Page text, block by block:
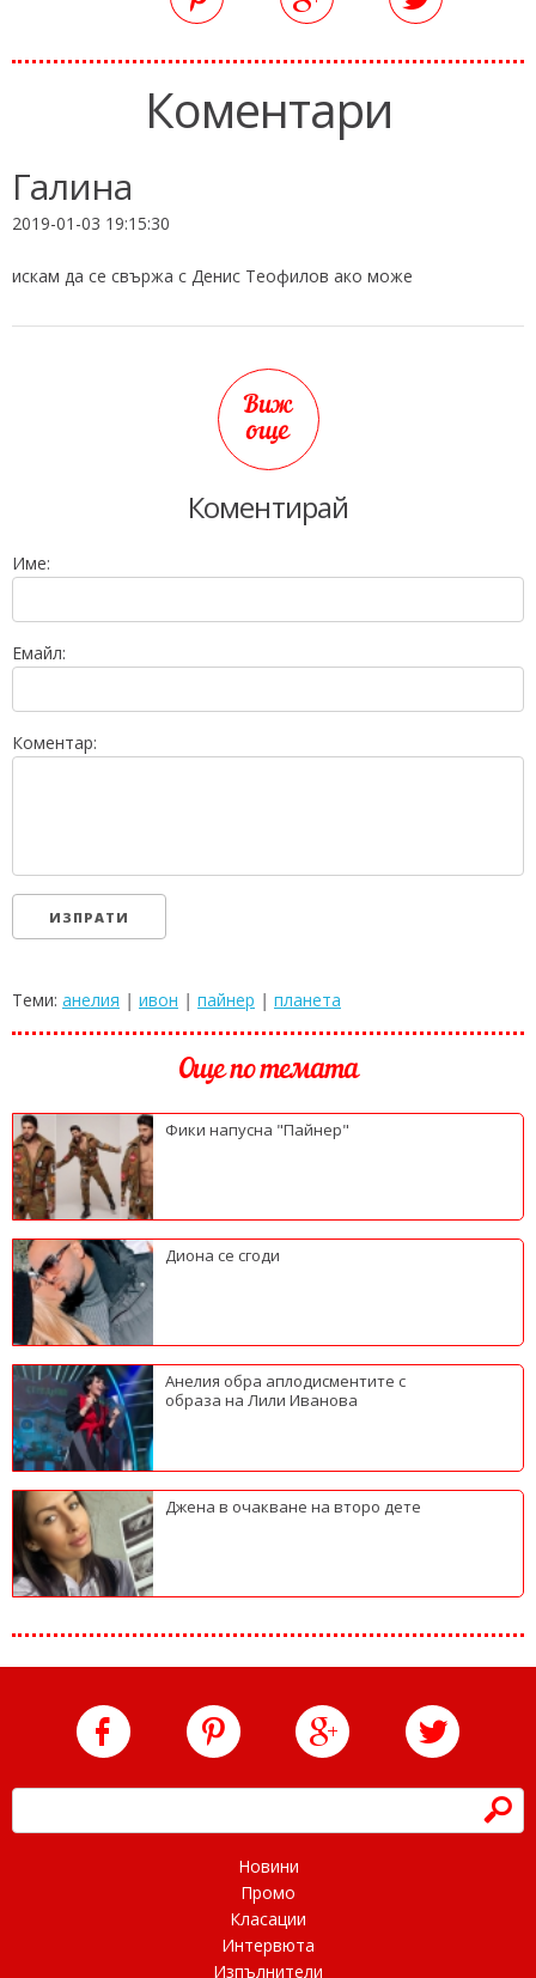
Коментари
Галина
2019-01-03 19:15:30
искам да се свържа с Денис Теофилов ако може
Виж
още
Коментирай
Име:
Емайл:
Коментар:
Теми: анелия | ивон | пайнер | планета
Още по темата
Фики напусна "Пайнер"
Диона се сгоди
Анелия обра аплодисментите с
образа на Лили Иванова
Джена в очакване на второ дете
h
Новини
Промо
Класации
Интервюта
Изпълнители